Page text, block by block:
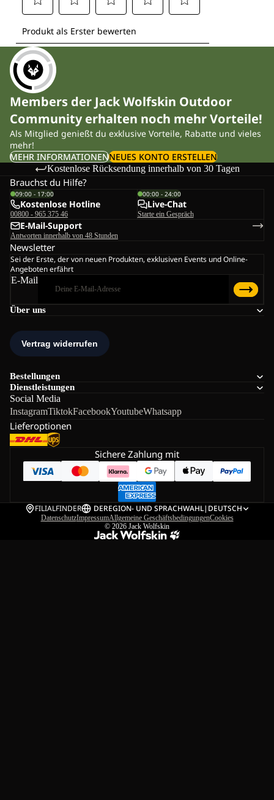
Members der Jack Wolfskin Outdoor
Community erhalten noch mehr Vorteile!
Als Mitglied genießt du exklusive Vorteile, Rabatte und vieles
mehr!
MEHR INFORMATIONENNEUES KONTO ERSTELLEN
Kostenlose Rücksendung innerhalb von 30 Tagen
Über uns
Bestellungen
Dienstleistungen
Social Media
InstagramTiktokFacebookYoutubeWhatsapp
Lieferoptionen
Brauchst du Hilfe?
09:00 - 17:00
Kostenlose Hotline
00800 - 965 375 46
00:00 - 24:00
Live-Chat
Starte ein Gespräch
E-Mail-Support
Antworten innerhalb von 48 Stunden
Newsletter
Sei der Erste, der von neuen Produkten, exklusiven Events und Online-
Angeboten erfährt
E-Mail
Sichere Zahlung mit
FILIALFINDER DEREGION- UND SPRACHWAHL| DEUTSCH
DatenschutzImpressumAllgemeine GeschäftsbedingungenCookies
© 2026 Jack Wolfskin